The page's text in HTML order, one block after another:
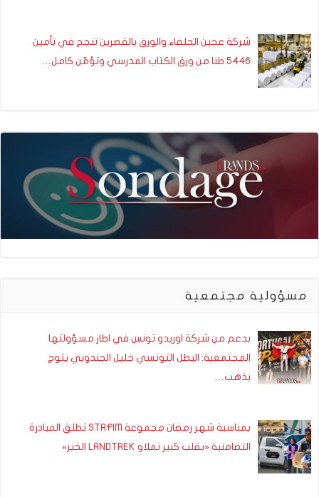
شركة عجين الحلفاء والورق بالقصرين تنجح في تأمين
5446 طنا من ورق الكتاب المدرسي وتؤمّن كامل…
مسؤولية مجتمعية
بدعم من شركة اوريدو تونس في اطار مسؤولتها
المجتمعية: البطل التونسي خليل الجندوبي يتوج
بذهب…
بمناسبة شهر رمضان مجموعة STAFIM تطلق المبادرة
التضامنية «بقلب كبير نملاو LANDTREK الخير»